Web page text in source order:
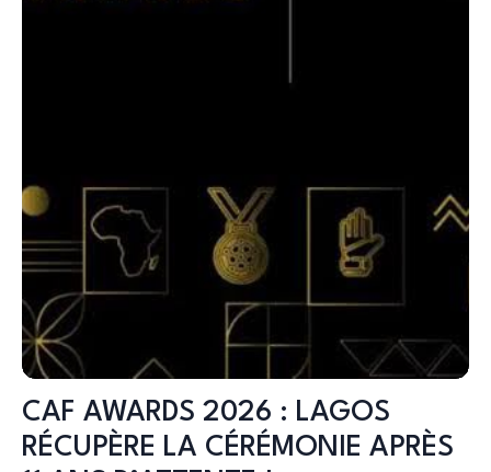
CAF AWARDS 2026 : LAGOS
RÉCUPÈRE LA CÉRÉMONIE APRÈS